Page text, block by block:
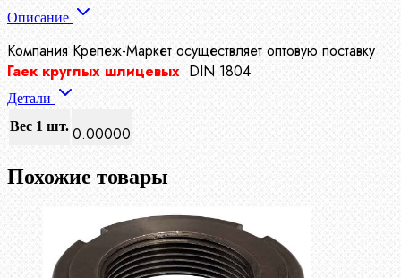
Описание
Компания Крепеж-Маркет осуществляет оптовую поставку
Гаек круглых шлицевых DIN 1804
Детали
Вес 1 шт. 0.00000
Похожие товары